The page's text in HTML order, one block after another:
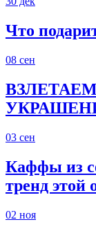
Что
08 сен
03 сен
Каффы из
тренд этой
02 ноя